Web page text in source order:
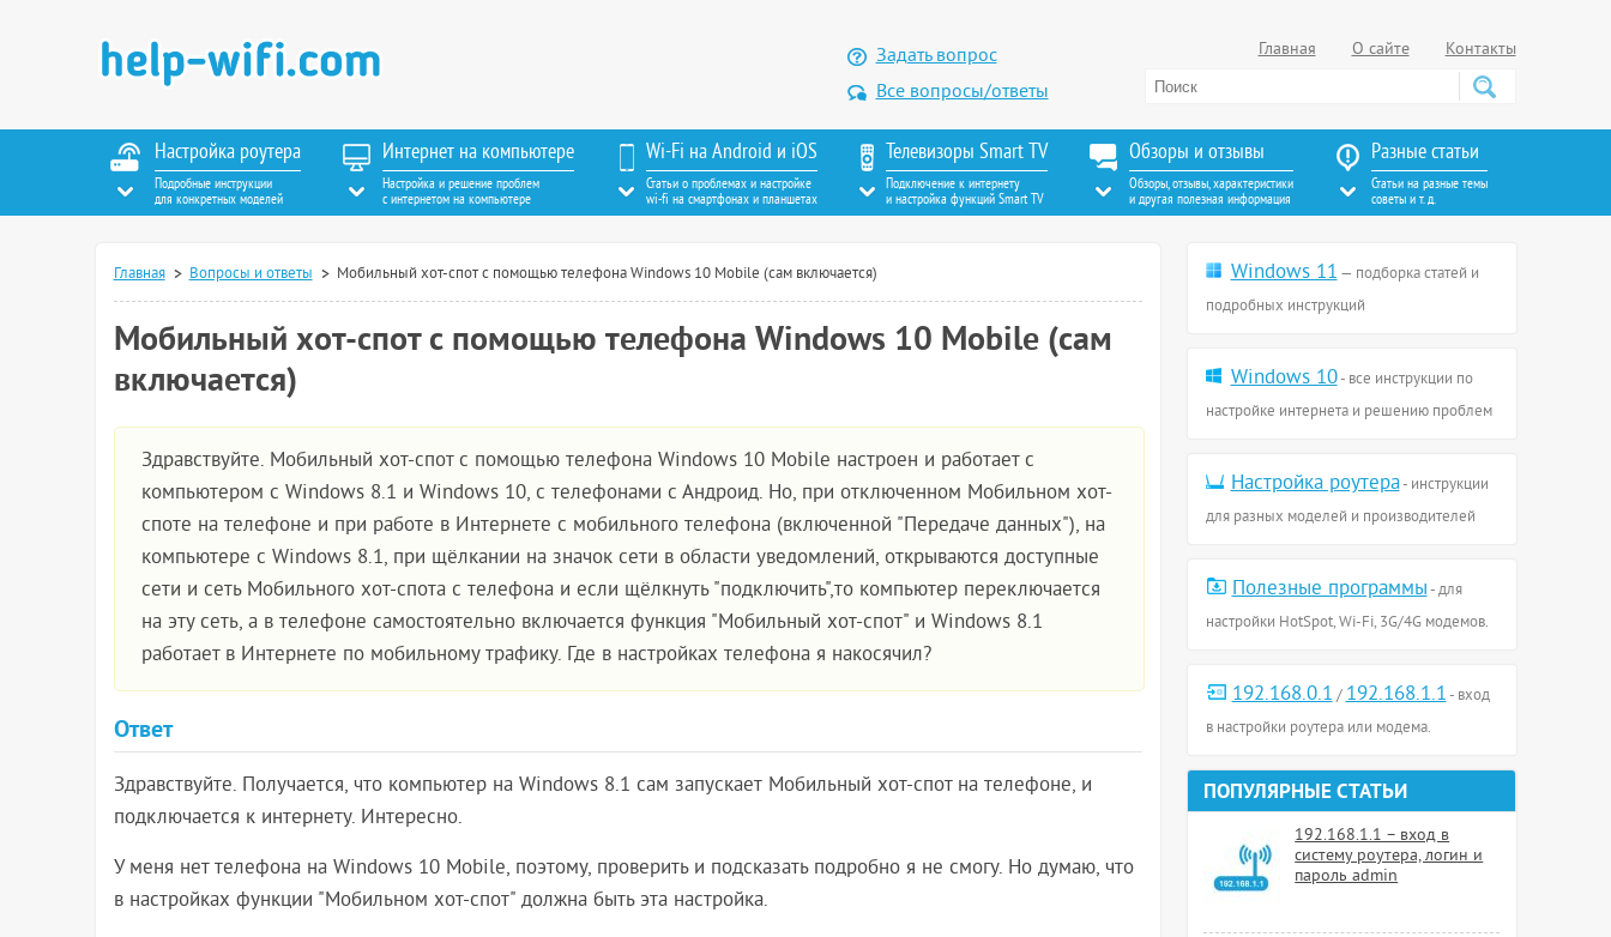
Настройка роутера
Подробные инструкции
для конкретных моделей
Интернет на компьютере
Настройка и решение проблем
с интернетом на компьютере
Wi-Fi на Android и iOS
Статьи о проблемах и настройке
wi-fi на смартфонах и планшетах
Телевизоры Smart TV
Подключение к интернету
и настройка функций Smart TV
Обзоры и отзывы
Обзоры, отзывы, характеристики
и другая полезная информация
Разные статьи
Статьи на разные темы
советы и т. д.
Задать вопрос
Все вопросы/ответы
Главная О сайте Контакты
Главная Вопросы и ответы Мобильный хот-спот с помощью телефона Windows 10 Mobile (сам включается)
Мобильный хот-спот с помощью телефона Windows 10 Mobile (сам
включается)
Здравствуйте. Мобильный хот-спот с помощью телефона Windows 10 Mobile настроен и работает с
компьютером с Windows 8.1 и Windows 10, с телефонами с Андроид. Но, при отключенном Мобильном хот-
споте на телефоне и при работе в Интернете с мобильного телефона (включенной "Передаче данных"), на
компьютере с Windows 8.1, при щёлкании на значок сети в области уведомлений, открываются доступные
сети и сеть Мобильного хот-спота с телефона и если щёлкнуть "подключить",то компьютер переключается
на эту сеть, а в телефоне самостоятельно включается функция "Мобильный хот-спот" и Windows 8.1
работает в Интернете по мобильному трафику. Где в настройках телефона я накосячил?
Ответ
Здравствуйте. Получается, что компьютер на Windows 8.1 сам запускает Мобильный хот-спот на телефоне, и
подключается к интернету. Интересно.
У меня нет телефона на Windows 10 Mobile, поэтому, проверить и подсказать подробно я не смогу. Но думаю, что
в настройках функции "Мобильном хот-спот" должна быть эта настройка.
Windows 11 — подборка статей и
подробных инструкций
Windows 10- все инструкции по
настройке интернета и решению проблем
Настройка роутера- инструкции
для разных моделей и производителей
Полезные программы- для
настройки HotSpot, Wi-Fi, 3G/4G модемов.
192.168.0.1 /192.168.1.1- вход
в настройки роутера или модема.
ПОПУЛЯРНЫЕ СТАТЬИ
192.168.1.1 – вход в
систему роутера, логин и
пароль admin